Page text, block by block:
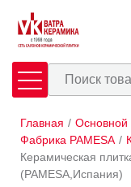
Плитка
Оплата и
Главная / Основной
Фабрика PAMESA /
Керамическая
(PAMESA,Испания)